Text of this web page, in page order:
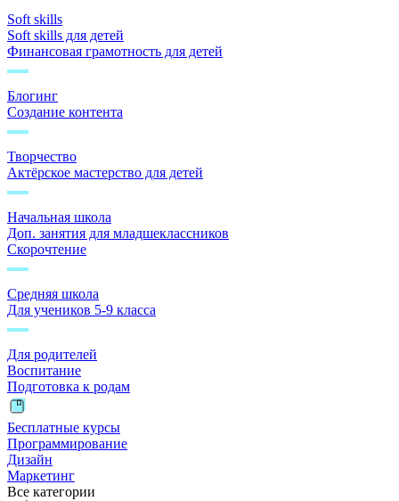
Soft skills
Soft skills для детей
Финансовая грамотность для детей
Блогинг
Создание контента
Творчество
Актёрское мастерство для детей
Начальная школа
Доп. занятия для младшеклассников
Скорочтение
Средняя школа
Для учеников 5-9 класса
Для родителей
Воспитание
Подготовка к родам
Бесплатные курсы
Программирование
Дизайн
Маркетинг
Все категории